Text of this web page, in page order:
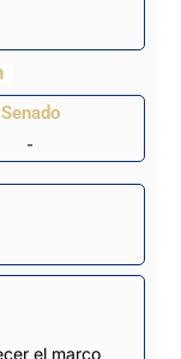
Senado
-
el marco